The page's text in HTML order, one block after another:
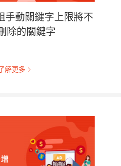
手動關鍵字上限將不
除的關鍵字
解更多